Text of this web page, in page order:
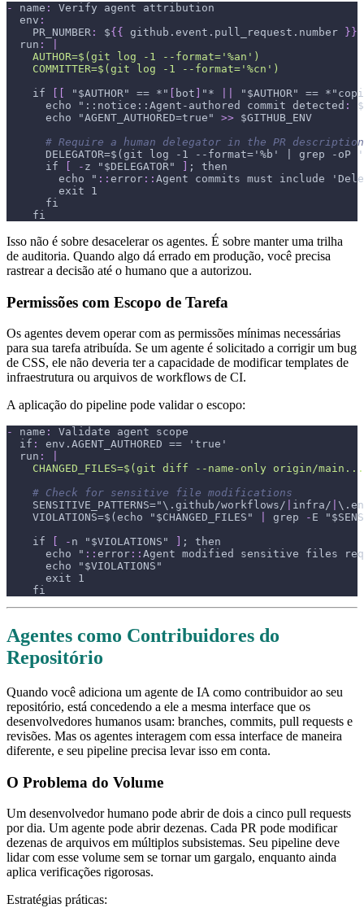
- name :
Verify agent attribution
env :
PR_NUMBER : ${ { github.event.pull_request.number } }
run :
    AUTHOR=$(git log -1 --format='%an')
    COMMITTER=$(git log -1 --format='%cn')
    if
"$AUTHOR" == *" bot "* "$AUTHOR" ==
echo "::notice::Agent-authored commit detected :
      echo "AGENT_AUTHORED=true"
>> $GITHUB_ENV
# Require a human delegator in the PR
DELEGATOR=$(git log -1 --format='%b' | grep -oP
      if
- z "$DELEGATOR"
; then
        echo "
: : error : : Agent commits must include
        exit 1
      fi
    fi
Isso não é sobre desacelerar os agentes. É sobre manter uma trilha
de auditoria. Quando algo dá errado em produção, você precisa
rastrear a decisão até o humano que a autorizou.
Permissões com Escopo de Tarefa
Os agentes devem operar com as permissões mínimas necessárias
para sua tarefa atribuída. Se um agente é solicitado a corrigir um bug
de CSS, ele não deveria ter a capacidade de modificar templates de
infraestrutura ou arquivos de workflows de CI.
A aplicação do pipeline pode validar o escopo:
- name :
Validate agent scope
if :
env.AGENT_AUTHORED == 'true'
run :
CHANGED_FILES=$(git diff --name-only origin/
# Check for sensitive file modifications
    SENSITIVE_PATTERNS="\.github/workflows/
infra/
    VIOLATIONS=$(echo "$CHANGED_FILES"
grep - E
    if
- n "$VIOLATIONS"
; then
      echo "
: : error : : Agent modified sensitive files
      echo "$VIOLATIONS"
      exit 1
    fi
Agentes como Contribuidores do
Repositório
Quando você adiciona um agente de IA como contribuidor ao seu
repositório, está concedendo a ele a mesma interface que os
desenvolvedores humanos usam: branches, commits, pull requests e
revisões. Mas os agentes interagem com essa interface de maneira
diferente, e seu pipeline precisa levar isso em conta.
O Problema do Volume
Um desenvolvedor humano pode abrir de dois a cinco pull requests
por dia. Um agente pode abrir dezenas. Cada PR pode modificar
dezenas de arquivos em múltiplos subsistemas. Seu pipeline deve
lidar com esse volume sem se tornar um gargalo, enquanto ainda
aplica verificações rigorosas.
Estratégias práticas: